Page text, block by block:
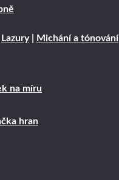
Lazury|
Michání a tónování
na míru
hran